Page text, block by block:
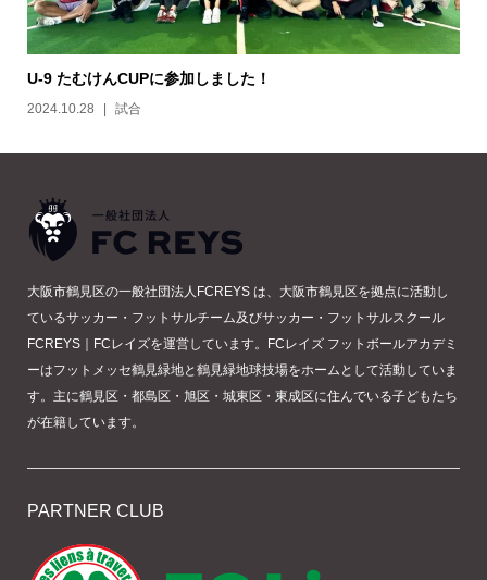
U-9 たむけんCUPに参加しました！
2024.10.28 試合
大阪市鶴見区の一般社団法人FCREYS は、大阪市鶴見区を拠点に活動し
ているサッカー・フットサルチーム及びサッカー・フットサルスクール
FCREYS｜FCレイズを運営しています。FCレイズ フットボールアカデミ
ーはフットメッセ鶴見緑地と鶴見緑地球技場をホームとして活動していま
す。主に鶴見区・都島区・旭区・城東区・東成区に住んでいる子どもたち
が在籍しています。
PARTNER CLUB